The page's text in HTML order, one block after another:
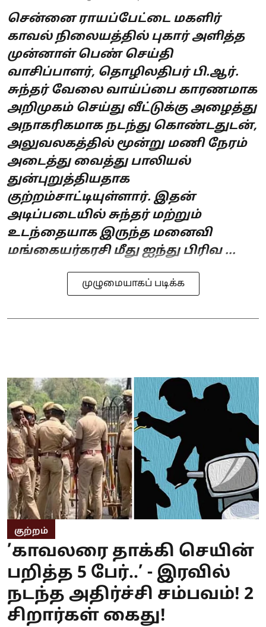
சென்னை ராயப்பேட்டை மகளிர்
காவல் நிலையத்தில் புகார் அளித்த
முன்னாள் பெண் செய்தி
வாசிப்பாளர், தொழிலதிபர் பி.ஆர்.
சுந்தர் வேலை வாய்ப்பை காரணமாக
அறிமுகம் செய்து வீட்டுக்கு அழைத்து
அநாகரிகமாக நடந்து கொண்டதுடன்,
அலுவலகத்தில் மூன்று மணி நேரம்
அடைத்து வைத்து பாலியல்
துன்புறுத்தியதாக
குற்றம்சாட்டியுள்ளார். இதன்
அடிப்படையில் சுந்தர் மற்றும்
உடந்தையாக இருந்த மனைவி
மங்கையர்கரசி மீது ஐந்து பிரிவ ...
முழுமையாகப் படிக்க
குற்றம்
’காவலரை தாக்கி செயின்
பறித்த 5 பேர்..’ - இரவில்
நடந்த அதிர்ச்சி சம்பவம்! 2
சிறார்கள் கைது!